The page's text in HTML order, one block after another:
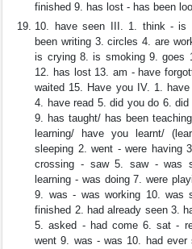
finished 9. has lost - has been
10. have seen III. 1. think - is
been writing 3. circles 4. are
is crying 8. is smoking 9. goes
12. has lost 13. am - have
waited 15. Have you IV. 1.
4. have read 5. did you do 6.
9. has taught/ has been
learning/ have you learnt/
sleeping 2. went - were having
crossing - saw 5. saw - was
learning - was doing 7. were
9. was - was working 10. was
finished 2. had already seen 3.
5. asked - had come 6. sat -
went 9. was - was 10. had